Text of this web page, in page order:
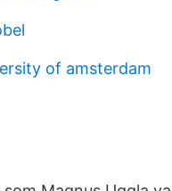
of amsterdam